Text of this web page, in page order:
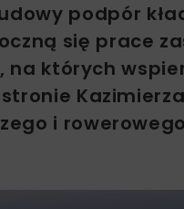
podpór
się prace
których
i